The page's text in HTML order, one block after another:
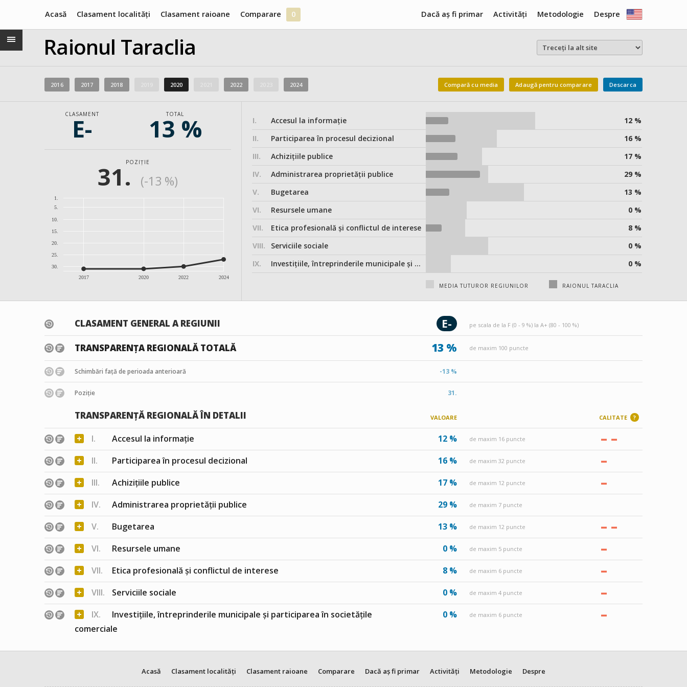
Acasă Despre
Clasament localități Metodologie
Clasament raioane Activități
Comparare 0 Dacă aș fi primar
Raionul Taraclia
2016 2017 2018 2020 2022 2024 Descarca
Adaugă pentru comparare
Compară cu media
CLASAMENT
E- TOTAL
13 %
POZIȚIE
31. (-13 %)
2017 2020 2022 2024
1.
5.
10.
15.
20.
25.
30.
I. Accesul la informație
12 %
II.
Participarea în procesul decizional
16 %
III.
Achizițiile publice
17 %
IV.
Administrarea proprietății publice
29 %
V.
Bugetarea
13 %
VI.
Resursele umane
0 %
VII.
Etica profesională și conflictul de interese
8 %
VIII.
Serviciile sociale
0 %
IX.
Investițiile, întreprinderile municipale și participarea în societățile comerciale 0 %
MEDIA TUTUROR REGIUNILOR RAIONUL TARACLIA
CLASAMENT GENERAL A REGIUNII E- pe scala de la F (0 - 9 %) la A+ (80 - 100 %)
TRANSPARENȚA REGIONALĂ TOTALĂ 13 % de maxim 100 puncte
Schimbări față de perioada anterioară -13 %
Poziție 31.
TRANSPARENȚĂ REGIONALĂ ÎN DETALII VALOARE CALITATE ?
+ I. Accesul la informație 12 % de maxim 16 puncte – –
+ II. Participarea în procesul decizional 16 % de maxim 32 puncte –
+ III. Achizițiile publice 17 % de maxim 12 puncte –
+ IV. Administrarea proprietății publice 29 % de maxim 7 puncte
+ V. Bugetarea 13 % de maxim 12 puncte – –
+ VI. Resursele umane 0 % de maxim 5 puncte –
+ VII. Etica profesională și conflictul de interese 8 % de maxim 6 puncte –
+ VIII. Serviciile sociale 0 % de maxim 4 puncte –
+ IX.
Investițiile, întreprinderile municipale și participarea în societățile
comerciale
0 % de maxim 6 puncte –
Acasă Clasament localități Clasament raioane Comparare Dacă aș fi primar Activități Metodologie Despre